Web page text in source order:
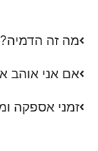
מה זה הדמיה?
אם אני אוהב
זמני אספקה